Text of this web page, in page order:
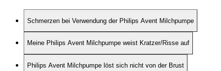
Schmerzen bei Verwendung der Philips Avent Milchpumpe
Meine Philips Avent Milchpumpe weist Kratzer/Risse auf
Philips Avent Milchpumpe löst sich nicht von der Brust